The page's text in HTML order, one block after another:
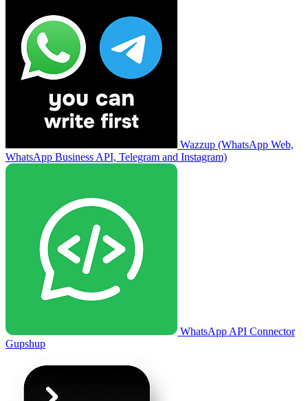
Wazzup (WhatsApp Web,
WhatsApp Business API, Telegram and Instagram)
WhatsApp API Connector
Gupshup